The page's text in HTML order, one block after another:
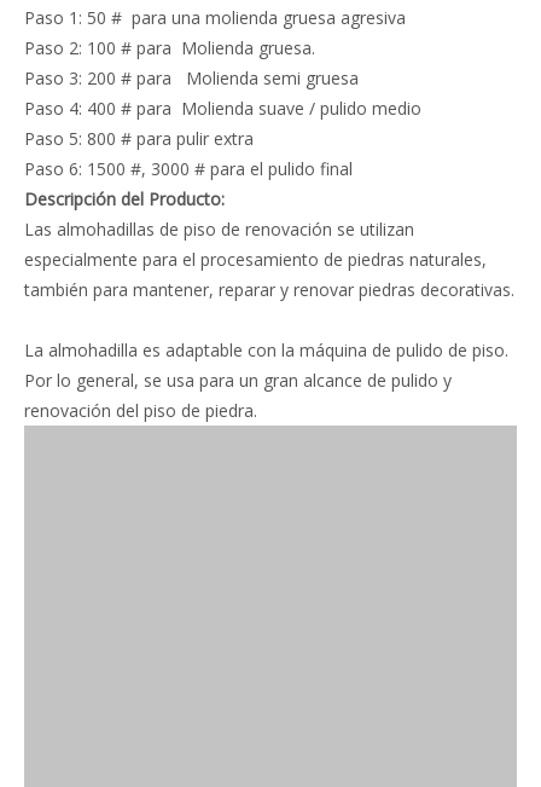
Paso 1: 50 # para una molienda gruesa agresiva
Paso 2: 100 # para Molienda gruesa.
Paso 3: 200 # para Molienda semi gruesa
Paso 4: 400 # para Molienda suave / pulido medio
Paso 5: 800 # para pulir extra
Paso 6: 1500 #, 3000 # para el pulido final
Descripción del Producto:
Las almohadillas de piso de renovación se utilizan
especialmente para el procesamiento de piedras naturales,
también para mantener, reparar y renovar piedras decorativas.
La almohadilla es adaptable con la máquina de pulido de piso.
Por lo general, se usa para un gran alcance de pulido y
renovación del piso de piedra.